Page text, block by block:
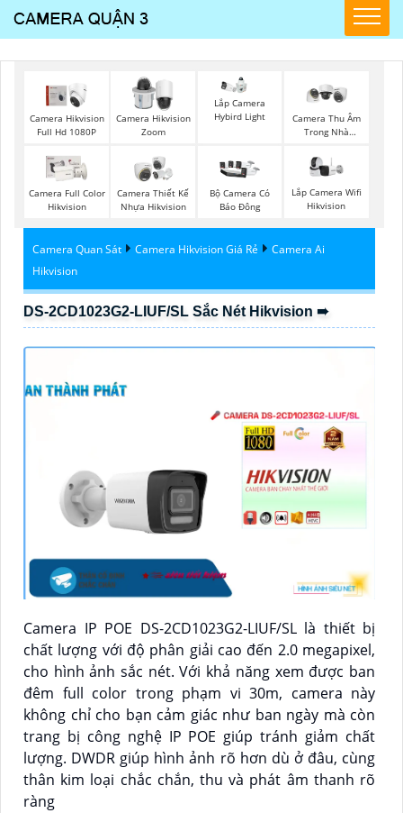
Camera Hikvision
Full Hd 1080P
Camera Hikvision
Zoom
Lắp Camera
Hybird Light
Camera Thu Âm
Trong Nhà
Camera Full Color
Hikvision
Camera Thiết Kế
Nhựa Hikvision
Bộ Camera Có
Báo Đông
Lắp Camera Wifi
Hikvision
Camera Quan Sát Camera Hikvision Giá Rẻ
Camera Ai
Hikvision
DS-2CD1023G2-LIUF/SL Sắc Nét Hikvision ➠
Camera IP POE DS-2CD1023G2-LIUF/SL là thiết bị
chất lượng với độ phân giải cao đến 2.0 megapixel,
cho hình ảnh sắc nét. Với khả năng xem được ban
đêm full color trong phạm vi 30m, camera này
không chỉ cho bạn cảm giác như ban ngày mà còn
trang bị công nghệ IP POE giúp tránh giảm chất
lượng. DWDR giúp hình ảnh rõ hơn dù ở đâu, cùng
thân kim loại chắc chắn, thu và phát âm thanh rõ
ràng